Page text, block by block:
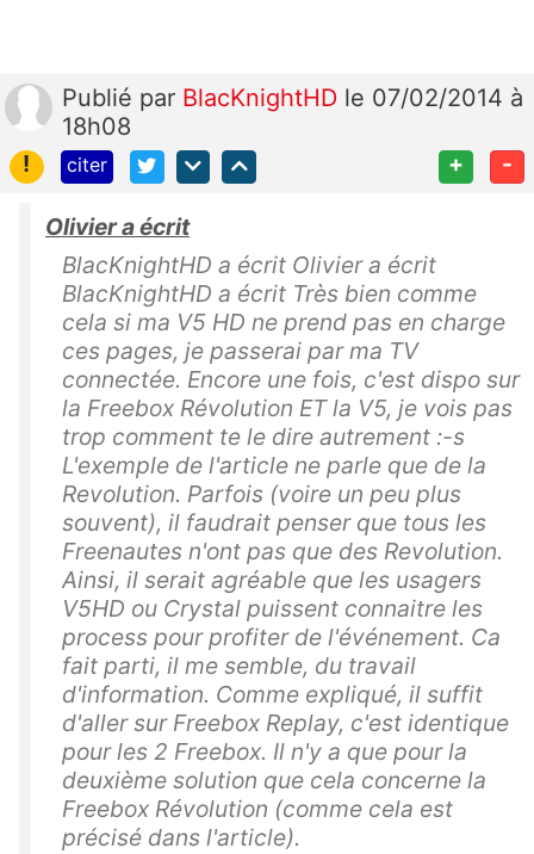
Publié par BlacKnightHD le 07/02/2014 à
18h08
!
citer + -
Olivier a écrit
BlacKnightHD a écrit Olivier a écrit
BlacKnightHD a écrit Très bien comme
cela si ma V5 HD ne prend pas en charge
ces pages, je passerai par ma TV
connectée. Encore une fois, c'est dispo sur
la Freebox Révolution ET la V5, je vois pas
trop comment te le dire autrement :-s
L'exemple de l'article ne parle que de la
Revolution. Parfois (voire un peu plus
souvent), il faudrait penser que tous les
Freenautes n'ont pas que des Revolution.
Ainsi, il serait agréable que les usagers
V5HD ou Crystal puissent connaitre les
process pour profiter de l'événement. Ca
fait parti, il me semble, du travail
d'information. Comme expliqué, il suffit
d'aller sur Freebox Replay, c'est identique
pour les 2 Freebox. Il n'y a que pour la
deuxième solution que cela concerne la
Freebox Révolution (comme cela est
précisé dans l'article).